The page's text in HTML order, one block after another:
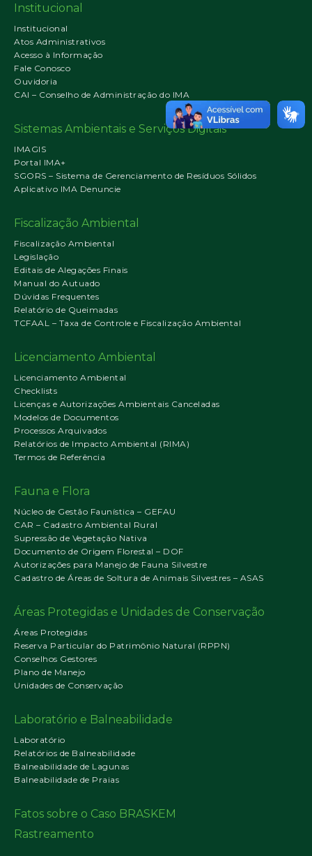
Institucional
Institucional
Atos Administrativos
Acesso à Informação
Fale Conosco
Ouvidoria
CAI – Conselho de Administração do IMA
Sistemas Ambientais e Serviços Digitais
IMAGIS
Portal IMA+
SGORS – Sistema de Gerenciamento de Resíduos Sólidos
Aplicativo IMA Denuncie
Fiscalização Ambiental
Fiscalização Ambiental
Legislação
Editais de Alegações Finais
Manual do Autuado
Dúvidas Frequentes
Relatório de Queimadas
TCFAAL – Taxa de Controle e Fiscalização Ambiental
Licenciamento Ambiental
Licenciamento Ambiental
Checklists
Licenças e Autorizações Ambientais Canceladas
Modelos de Documentos
Processos Arquivados
Relatórios de Impacto Ambiental (RIMA)
Termos de Referência
Fauna e Flora
Núcleo de Gestão Faunística – GEFAU
CAR – Cadastro Ambiental Rural
Supressão de Vegetação Nativa
Documento de Origem Florestal – DOF
Autorizações para Manejo de Fauna Silvestre
Cadastro de Áreas de Soltura de Animais Silvestres – ASAS
Áreas Protegidas e Unidades de Conservação
Áreas Protegidas
Reserva Particular do Patrimônio Natural (RPPN)
Conselhos Gestores
Plano de Manejo
Unidades de Conservação
Laboratório e Balneabilidade
Laboratório
Relatórios de Balneabilidade
Balneabilidade de Lagunas
Balneabilidade de Praias
Fatos sobre o Caso BRASKEM
Rastreamento